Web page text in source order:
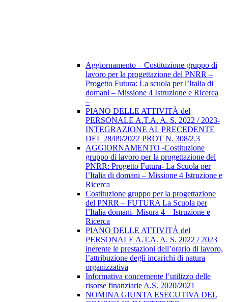
Aggiornamento – Costituzione gruppo di
lavoro per la progettazione del PNRR –
Progetto Futura: La scuola per l’Italia di
domani – Missione 4 Istruzione e Ricerca
–
PIANO DELLE ATTIVITÀ del
PERSONALE A.T.A. A. S. 2022 / 2023-
INTEGRAZIONE AL PRECEDENTE
DEL 28/09/2022 PROT N. 308/2.3
AGGIORNAMENTO -Costituzione
gruppo di lavoro per la progettazione del
PNRR: Progetto Futura- La Scuola per
l’Italia di domani – Missione 4 Istruzione e
Ricerca
Costituzione gruppo per la progettazione
del PNRR – FUTURA La Scuola per
l’Italia domani- Misura 4 – Istruzione e
Ricerca
PIANO DELLE ATTIVITÀ del
PERSONALE A.T.A. A. S. 2022 / 2023
inerente le prestazioni dell’orario di lavoro,
l’attribuzione degli incarichi di natura
organizzativa
Informativa concernente l’utilizzo delle
risorse finanziarie A.S. 2020/2021
NOMINA GIUNTA ESECUTIVA DEL